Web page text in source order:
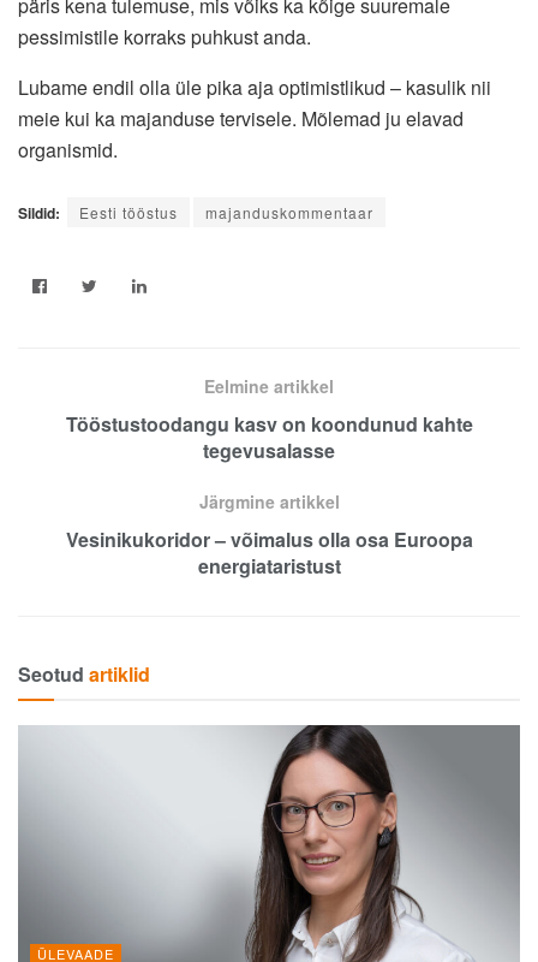
pessimistile korraks puhkust anda.
Lubame endil olla üle pika aja optimistlikud – kasulik nii
meie kui ka majanduse tervisele. Mõlemad ju elavad
organismid.
Sildid: Eesti tööstus majanduskommentaar
Eelmine artikkel
Tööstustoodangu kasv on koondunud kahte
tegevusalasse
Järgmine artikkel
Vesinikukoridor – võimalus olla osa Euroopa
energiataristust
Seotud artiklid
ÜLEVAADE